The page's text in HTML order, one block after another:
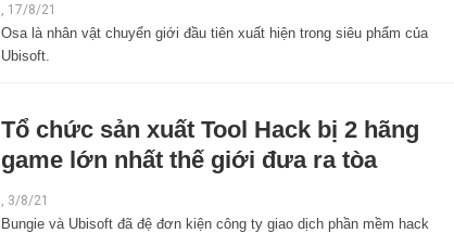
17/8/21
Osa là nhân vật chuyển giới đầu tiên xuất hiện trong siêu phẩm của
Ubisoft.
Tổ chức sản xuất Tool Hack bị 2 hãng
game lớn nhất thế giới đưa ra tòa
3/8/21
Bungie và Ubisoft đã đệ đơn kiện công ty giao dịch phần mềm hack